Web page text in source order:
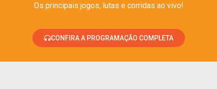
Os principais jogos, lutas e corridas ao vivo!
CONFIRA A PROGRAMAÇÃO COMPLETA